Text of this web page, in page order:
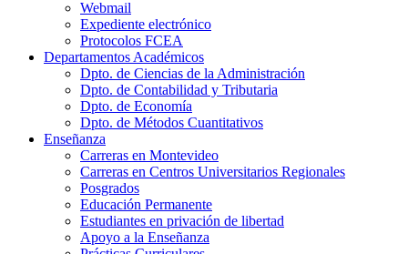
Webmail
Expediente electrónico
Protocolos FCEA
Departamentos Académicos
Dpto. de Ciencias de la Administración
Dpto. de Contabilidad y Tributaria
Dpto. de Economía
Dpto. de Métodos Cuantitativos
Enseñanza
Carreras en Montevideo
Carreras en Centros Universitarios Regionales
Posgrados
Educación Permanente
Estudiantes en privación de libertad
Apoyo a la Enseñanza